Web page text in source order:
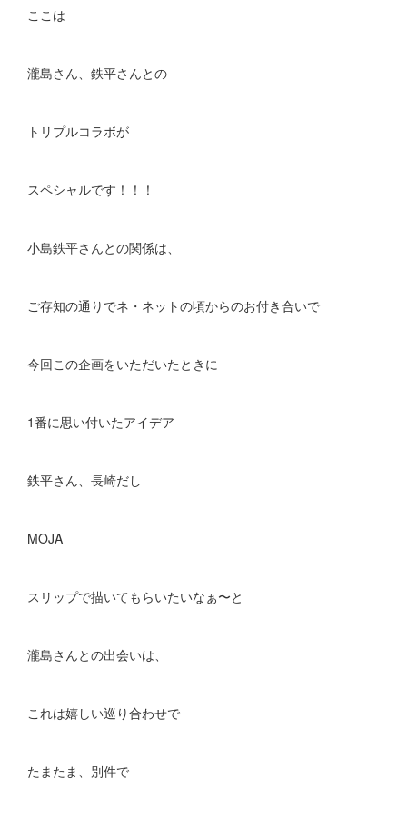
ここは
瀧島さん、鉄平さんとの
トリプルコラボが
スペシャルです！！！
小島鉄平さんとの関係は、
ご存知の通りでネ・ネットの頃からのお付き合いで
今回この企画をいただいたときに
1番に思い付いたアイデア
鉄平さん、長崎だし
MOJA
スリップで描いてもらいたいなぁ〜と
瀧島さんとの出会いは、
これは嬉しい巡り合わせで
たまたま、別件で